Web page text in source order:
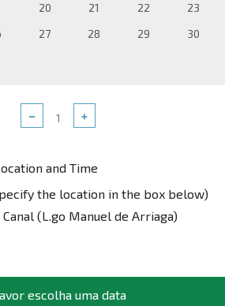
20 21 22
23
27 28 29
30
− +
and Time
the location in the box below)
(L.go Manuel de Arriaga)
escolha uma data